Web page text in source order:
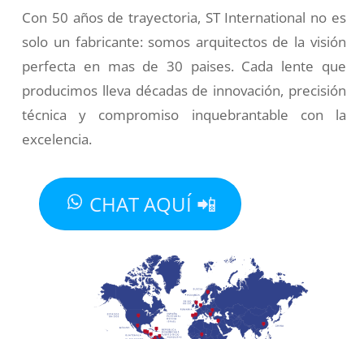
Con 50 años de trayectoria, ST International no es
solo un fabricante: somos arquitectos de la visión
perfecta en mas de 30 paises. Cada lente que
producimos lleva décadas de innovación, precisión
técnica y compromiso inquebrantable con la
excelencia.
CHAT AQUÍ 📲